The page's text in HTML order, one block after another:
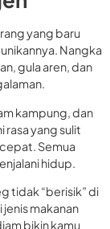
yang baru
Nangka
gula aren, dan
kampung, dan
yang sulit
Semua
hidup.
tidak “berisik” di
makanan
bikin kamu